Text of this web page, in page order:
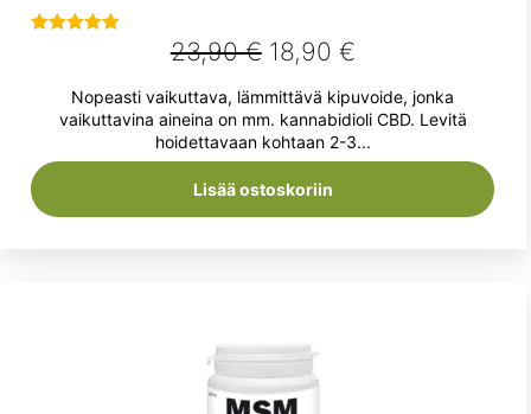
5.00/ 5
23,90€ Alkuperäinen
hinta
oli:
23,90 €.
18,90 €Nykyinen
hinta
on:
18,90 €.
Nopeasti vaikuttava, lämmittävä kipuvoide, jonka
vaikuttavina aineina on mm. kannabidioli CBD. Levitä
hoidettavaan kohtaan 2-3...
Lisää ostoskoriin